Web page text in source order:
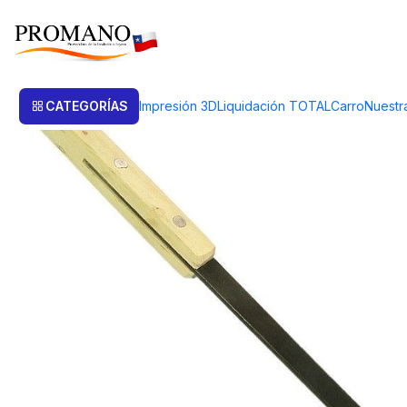
CATEGORÍAS Impresión 3DLiquidación TOTALCarro